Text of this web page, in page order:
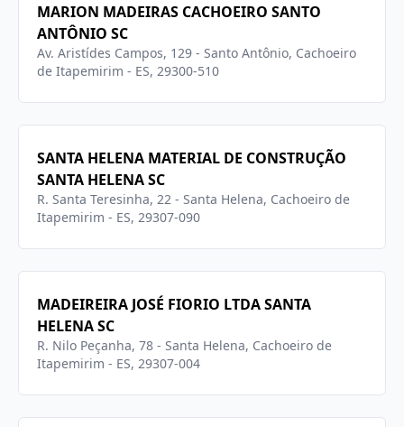
MARION MADEIRAS CACHOEIRO SANTO
ANTÔNIO SC
Av. Aristídes Campos, 129 - Santo Antônio, Cachoeiro
de Itapemirim - ES, 29300-510
SANTA HELENA MATERIAL DE CONSTRUÇÃO
SANTA HELENA SC
R. Santa Teresinha, 22 - Santa Helena, Cachoeiro de
Itapemirim - ES, 29307-090
MADEIREIRA JOSÉ FIORIO LTDA SANTA
HELENA SC
R. Nilo Peçanha, 78 - Santa Helena, Cachoeiro de
Itapemirim - ES, 29307-004